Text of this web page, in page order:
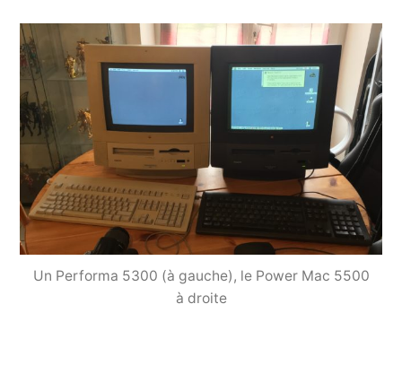
Un Performa 5300 (à gauche), le Power Mac 5500
à droite